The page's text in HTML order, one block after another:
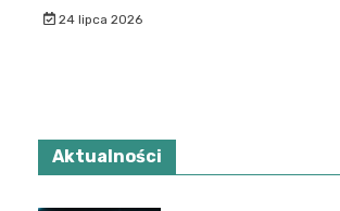
24 lipca 2026
Aktualności